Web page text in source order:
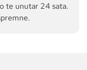
te unutar 24 sata.